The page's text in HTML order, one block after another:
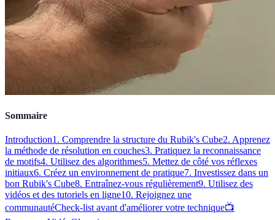
Sommaire
Introduction1. Comprendre la structure du Rubik's Cube2. Apprenez
la méthode de résolution en couches3. Pratiquez la reconnaissance
de motifs4. Utilisez des algorithmes5. Mettez de côté vos réflexes
initiaux6. Créez un environnement de pratique7. Investissez dans un
bon Rubik's Cube8. Entraînez-vous régulièrement9. Utilisez des
vidéos et des tutoriels en ligne10. Rejoignez une
communautéCheck-list avant d'améliorer votre technique📺